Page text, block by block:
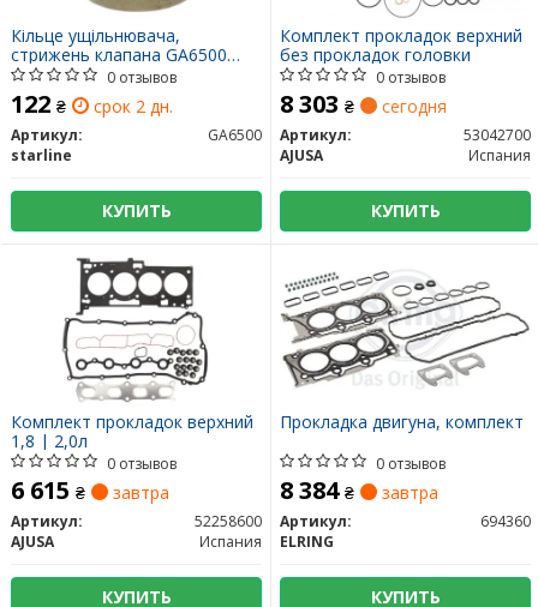
Кільце ущільнювача,
стрижень клапана GA6500
STARLINE
0 отзывов
122 ₴ срок 2 дн.
Артикул:
GA6500
starline
КУПИТЬ
Комплект прокладок верхний
без прокладок головки
0 отзывов
8 303 ₴ сегодня
Артикул:
53042700
AJUSA
Испания
КУПИТЬ
Комплект прокладок верхний
1,8 | 2,0л
0 отзывов
6 615 ₴ завтра
Артикул:
52258600
AJUSA
Испания
КУПИТЬ
Прокладка двигуна, комплект
0 отзывов
8 384 ₴ завтра
Артикул:
694360
ELRING
КУПИТЬ